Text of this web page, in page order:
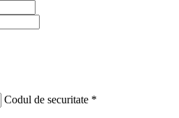
Codul de securitate *